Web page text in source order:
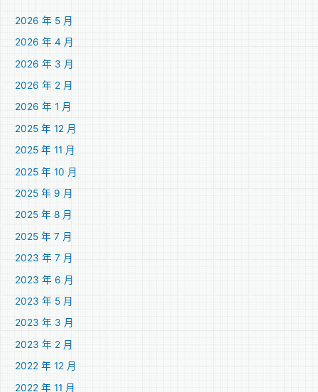
2026 年 5 月
2026 年 4 月
2026 年 3 月
2026 年 2 月
2026 年 1 月
2025 年 12 月
2025 年 11 月
2025 年 10 月
2025 年 9 月
2025 年 8 月
2025 年 7 月
2023 年 7 月
2023 年 6 月
2023 年 5 月
2023 年 3 月
2023 年 2 月
2022 年 12 月
2022 年 11 月